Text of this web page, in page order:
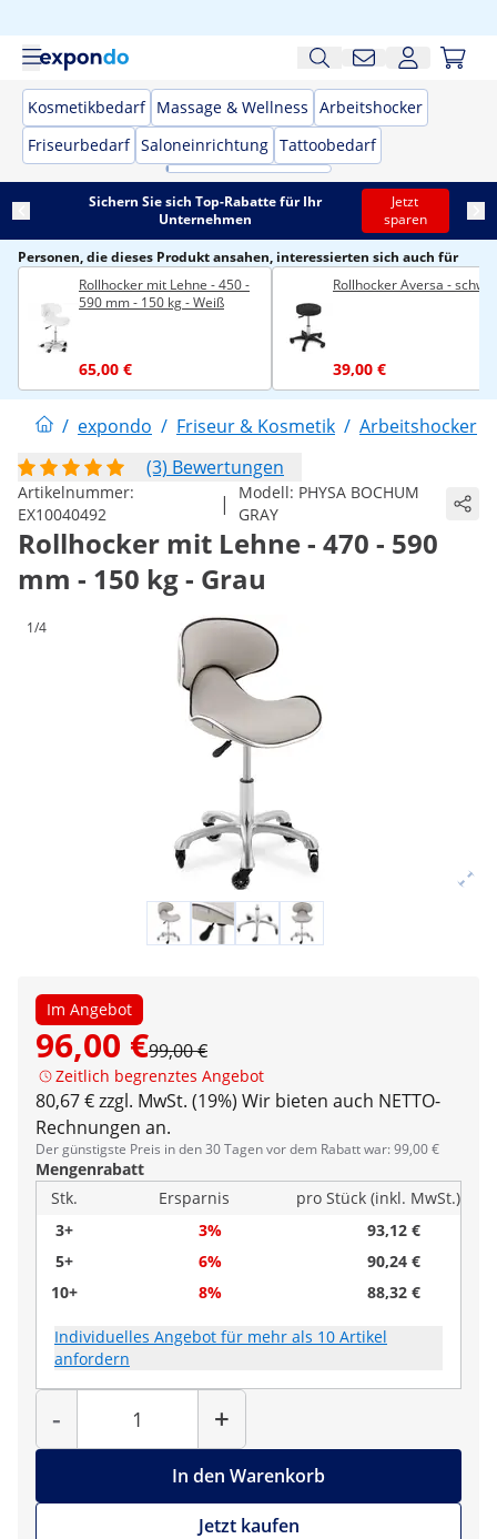
Kosmetikbedarf Massage & Wellness Arbeitshocker
Friseurbedarf Saloneinrichtung Tattoobedarf
Sichern Sie sich Top-Rabatte für Ihr
Unternehmen
Jetzt
sparen
Personen, die dieses Produkt ansahen, interessierten sich auch für
Rollhocker mit Lehne - 450 -
590 mm - 150 kg - Weiß
65,00 €
Rollhocker Aversa -
39,00 €
/ expondo / Friseur & Kosmetik / Arbeitshocker
(3) Bewertungen
Artikelnummer:
EX10040492
| Modell: PHYSA BOCHUM
GRAY
Rollhocker mit Lehne - 470 - 590
mm - 150 kg - Grau
1/4
Im Angebot
96,00 €99,00 €
Zeitlich begrenztes Angebot
80,67 € zzgl. MwSt. (19%) Wir bieten auch NETTO-
Rechnungen an.
Der günstigste Preis in den 30 Tagen vor dem Rabatt war: 99,00 €
Mengenrabatt
Stk.
Ersparnis
pro Stück (inkl. MwSt.)
3+
3%
93,12 €
5+
6%
90,24 €
10+
8% 88,32 €
Individuelles Angebot für mehr als 10 Artikel
anfordern
-
Menge
+
In den Warenkorb
Jetzt kaufen